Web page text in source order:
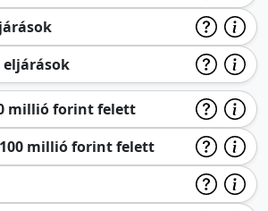
eljárások
millió forint felett
millió forint felett